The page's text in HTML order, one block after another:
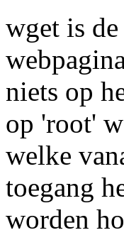
wget is
niets op
op 'root'
welke
toegang
worden